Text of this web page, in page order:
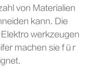
von Materialien
kann. Die
werkzeugen
machen sie für